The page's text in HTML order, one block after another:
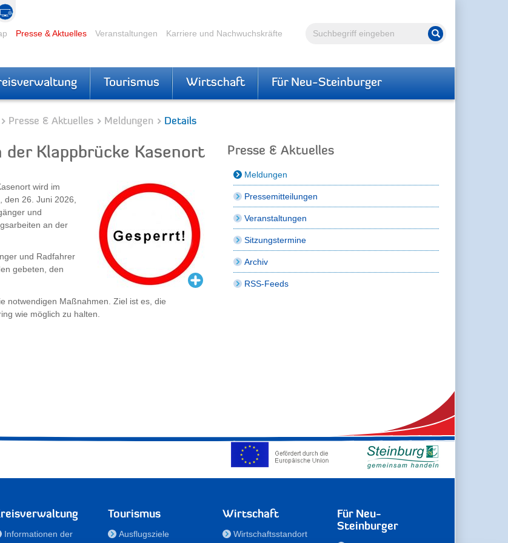
Volltextsuche Suche starten
Presse & Aktuelles Veranstaltungen Karriere und Nachwuchskräfte
Tourismus Wirtschaft Für Neu-Steinburger
Presse & Aktuelles Meldungen Details
Klappbrücke Kasenort
wird im
26. Juni 2026,
und
an der
und Radfahrer
gebeten, den
notwendigen Maßnahmen. Ziel ist es, die
wie möglich zu halten.
Presse & Aktuelles
Meldungen
Pressemitteilungen
Veranstaltungen
Sitzungstermine
Archiv
RSS-Feeds
Informationen der
Tourismus
Ausflugsziele
Wirtschaft
Wirtschaftsstandort
Für Neu-
Steinburger